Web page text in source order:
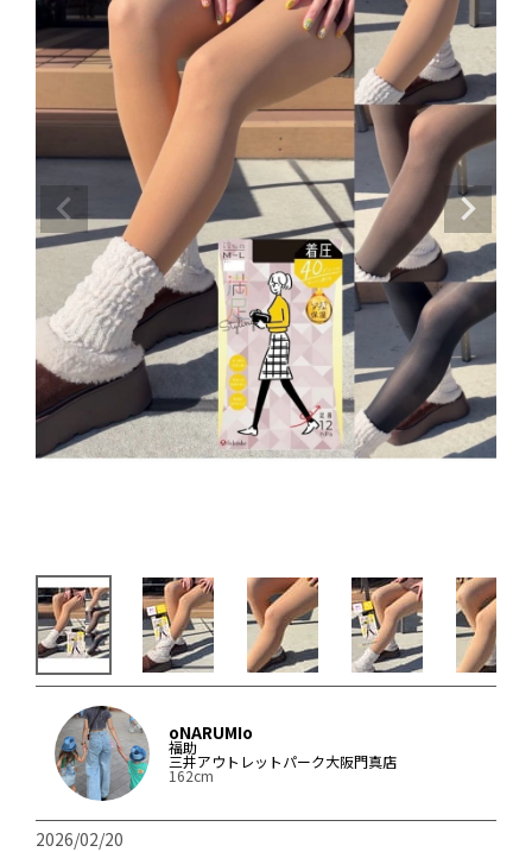
oNARUMIo
福助
三井アウトレットパーク大阪門真店
162cm
2026/02/20